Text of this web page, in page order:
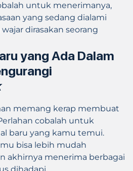
untuk menerimanya,
yang sedang dialami
dirasakan seorang
yang Ada Dalam
memang kerap membuat
cobalah untuk
baru yang kamu temui.
bisa lebih mudah
akhirnya menerima berbagai